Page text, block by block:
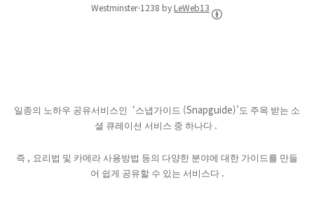
Westminster-1238 by LeWeb13
일종의 노하우 공유서비스인 ‘스냅가이드 (Snapguide)’도 주목 받는 소
셜 큐레이션 서비스 중 하나다 .
즉 , 요리법 및 카메라 사용방법 등의 다양한 분야에 대한 가이드를 만들
어 쉽게 공유할 수 있는 서비스다 .